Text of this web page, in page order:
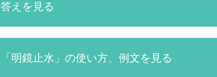
先生
め○き○う○す○
答えを見る
めいきょうしすい
「明鏡止水」の使い方、例文を見る